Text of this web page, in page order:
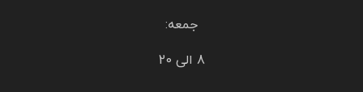
امداد خودرو تهران (تردد) با اعزام فوری مکانیک سیار جهت
شماره شبانه روزی امداد تهران : 09219671022